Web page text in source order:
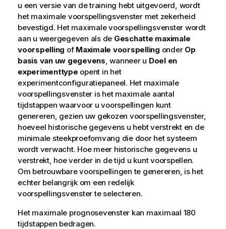
u een versie van de training hebt uitgevoerd, wordt
het maximale voorspellingsvenster met zekerheid
bevestigd. Het maximale voorspellingsvenster wordt
aan u weergegeven als de Geschatte maximale
voorspelling of Maximale voorspelling onder Op
basis van uw gegevens, wanneer u Doel en
experimenttype opent in het
experimentconfiguratiepaneel. Het maximale
voorspellingsvenster is het maximale aantal
tijdstappen waarvoor u voorspellingen kunt
genereren, gezien uw gekozen voorspellingsvenster,
hoeveel historische gegevens u hebt verstrekt en de
minimale steekproefomvang die door het systeem
wordt verwacht. Hoe meer historische gegevens u
verstrekt, hoe verder in de tijd u kunt voorspellen.
Om betrouwbare voorspellingen te genereren, is het
echter belangrijk om een redelijk
voorspellingsvenster te selecteren.
Het maximale prognosevenster kan maximaal 180
tijdstappen bedragen.